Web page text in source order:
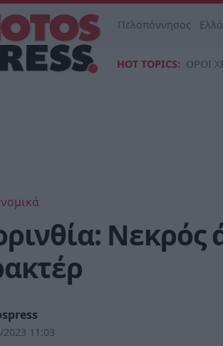
Πελοπόννησος
HOT TOPICS: ΟΡΟΙ
2023 11:03